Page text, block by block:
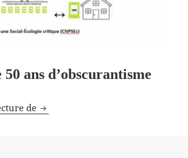
ans d’obscurantisme
de Étude sur